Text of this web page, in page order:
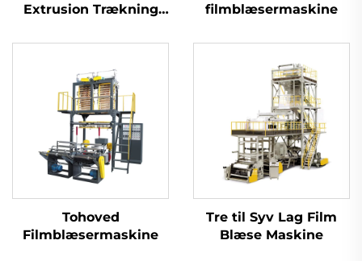
Extrusion Trækning
Filmblæsermaskine
filmblæsermaskine
Tohoved
Filmblæsermaskine
Tre til Syv Lag Film
Blæse Maskine